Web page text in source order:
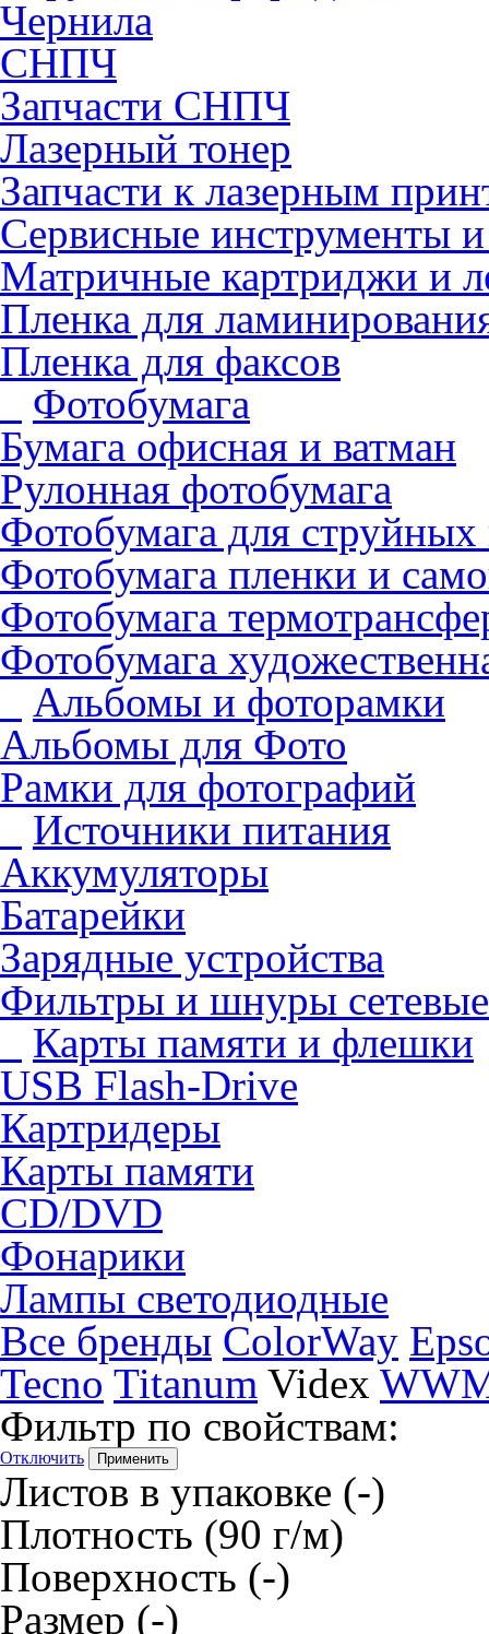
Чернила
СНПЧ
Запчасти СНПЧ
Лазерный тонер
Запчасти к лазерным
Сервисные инструменты
Матричные картриджи и
Пленка для
Пленка для факсов
Фотобумага
Бумага офисная и ватман
Рулонная фотобумага
Фотобумага для cтруйных
Фотобумага пленки и
Фотобумага
Фотобумага
Альбомы и фоторамки
Альбомы для Фото
Рамки для фотографий
Источники питания
Аккумуляторы
Батарейки
Зарядные устройства
Фильтры и шнуры сетевые
Карты памяти и флешки
USB Flash-Drive
Картридеры
Карты памяти
CD/DVD
Фонарики
Лампы светодиодные
Все бренды ColorWay
Tecno Titanum Videx
Фильтр по свойствам:
Отключить
Листов в упаковке (-)
Плотность (90 г/м)
Поверхность (-)
Размер (-)